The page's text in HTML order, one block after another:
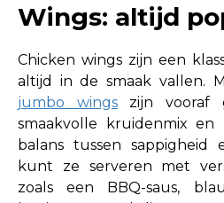
Wings: altijd
Chicken wings zijn een
altijd in de smaak vallen.
jumbo wingszijn vooraf
smaakvolle kruidenmix
balans tussen sappigheid
kunt ze serveren met
zoals een BBQ-saus,